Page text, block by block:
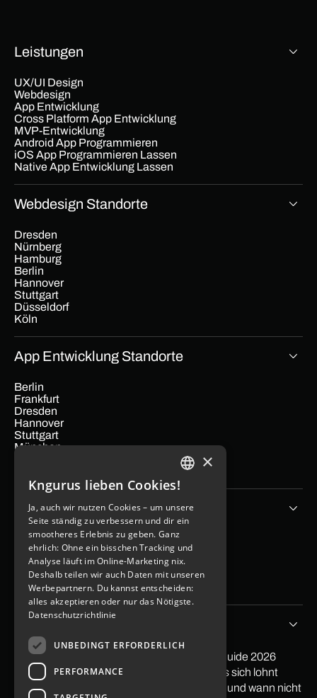
Leistungen
UX/UI Design
Webdesign
App Entwicklung
Cross Platform App Entwicklung
MVP-Entwicklung
Android App Programmieren
iOS App Programmieren Lassen
Native App Entwicklung Lassen
Webdesign Standorte
Dresden
Nürnberg
Hamburg
Berlin
Hannover
Stuttgart
Düsseldorf
Köln
App Entwicklung Standorte
Berlin
Frankfurt
Dresden
Hannover
Stuttgart
München
Unternehmen
App Kosten berechen
Blog
Kontakt
Imprint
Data protection
PayPal in App integrieren: Der praktische Guide 2026
Softwareentwicklung Outsourcing: Wann es sich lohnt
Low Code Entwicklung: Wann sie sich lohnt und wann nicht
ENGLISH
×
Kngurus lieben Cookies!
Ja, auch wir nutzen Cookies – um unsere
Seite ständig zu verbessern und dir ein
smootheres Erlebnis zu geben. Ganz
ehrlich: Ohne ein bisschen Tracking und
Analyse läuft im Online-Marketing nix.
Deshalb teilen wir auch Daten mit unseren
Werbepartnern. Du kannst entscheiden:
alles akzeptieren oder nur das Nötigste.
Datenschutzrichtlinie
UNBEDINGT ERFORDERLICH
PERFORMANCE